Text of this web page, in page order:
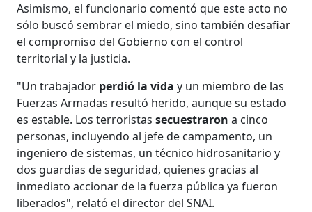
Asimismo, el funcionario comentó que este acto no
sólo buscó sembrar el miedo, sino también desafiar
el compromiso del Gobierno con el control
territorial y la justicia.
"Un trabajador perdió la vida y un miembro de las
Fuerzas Armadas resultó herido, aunque su estado
es estable. Los terroristassecuestrarona cinco
personas, incluyendo al jefe de campamento, un
ingeniero de sistemas, un técnico hidrosanitario y
dos guardias de seguridad, quienes gracias al
inmediato accionar de la fuerza pública ya fueron
liberados", relató el director del SNAI.